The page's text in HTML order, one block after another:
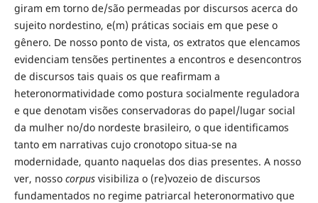
giram em torno de/são permeadas por discursos acerca do
sujeito nordestino, e(m) práticas sociais em que pese o
gênero. De nosso ponto de vista, os extratos que elencamos
evidenciam tensões pertinentes a encontros e desencontros
de discursos tais quais os que reafirmam a
heteronormatividade como postura socialmente reguladora
e que denotam visões conservadoras do papel/lugar social
da mulher no/do nordeste brasileiro, o que identificamos
tanto em narrativas cujo cronotopo situa-se na
modernidade, quanto naquelas dos dias presentes. A nosso
ver, nosso corpusvisibiliza o (re)vozeio de discursos
fundamentados no regime patriarcal heteronormativo que